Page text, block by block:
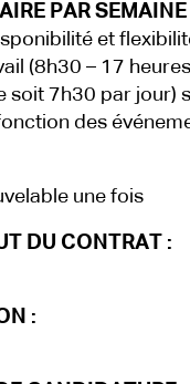
PAR SEMAINE
et
(8h30 – 17
soit 7h30 par jour)
des
une fois
DU CONTRAT :
: